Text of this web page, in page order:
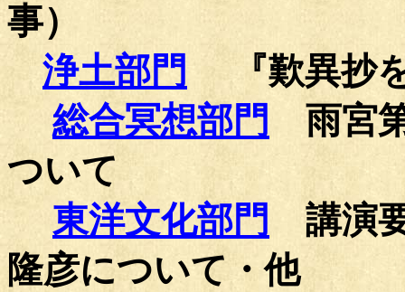
事）
浄土部門
『歎異抄
総合冥想部門
雨宮
ついて
東洋文化部門
講演
隆彦について・他